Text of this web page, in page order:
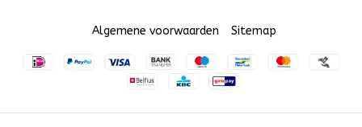
Algemene voorwaarden Sitemap